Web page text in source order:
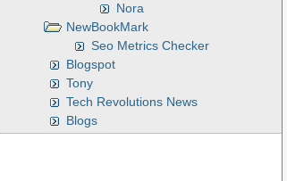
Nora
NewBookMark
Seo Metrics Checker
Blogspot
Tony
Tech Revolutions News
Blogs